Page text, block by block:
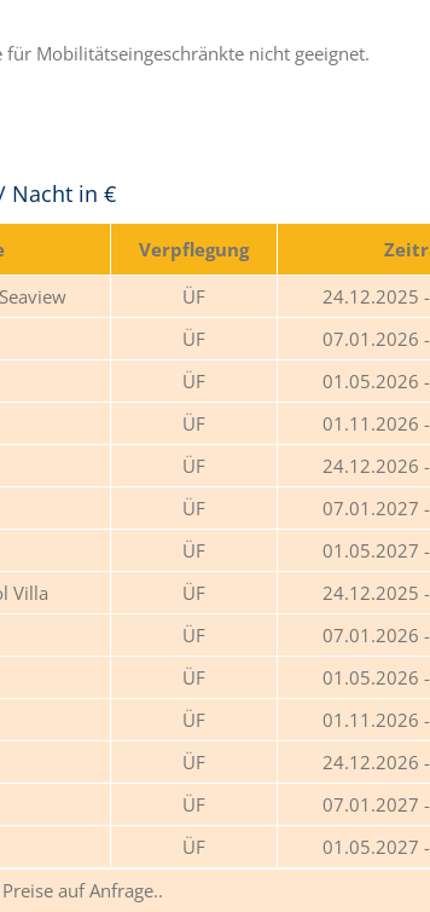
für Mobilitätseingeschränkte nicht geeignet.
Nacht in €
Verpflegung
ÜF 24.12.2025
ÜF
07.01.2026
ÜF
01.05.2026
ÜF
01.11.2026
ÜF
24.12.2026
ÜF
07.01.2027
ÜF
01.05.2027
Villa
ÜF 24.12.2025
ÜF
07.01.2026
ÜF
01.05.2026
ÜF
01.11.2026
ÜF
24.12.2026
ÜF
07.01.2027
ÜF
01.05.2027
auf Anfrage..